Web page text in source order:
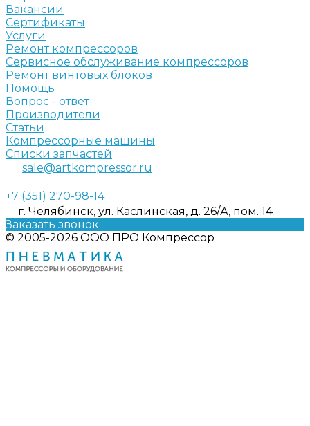
Вакансии
Сертификаты
Услуги
Ремонт компрессоров
Сервисное обслуживание компрессоров
Ремонт винтовых блоков
Помощь
Вопрос - ответ
Производители
Статьи
Компрессорные машины
Списки запчастей
sale@artkompressor.ru
+7 (351) 270-98-14
г. Челябинск, ул. Каслинская, д. 26/А, пом. 14
Заказать звонок
© 2005-2026 ООО ПРО Компрессор